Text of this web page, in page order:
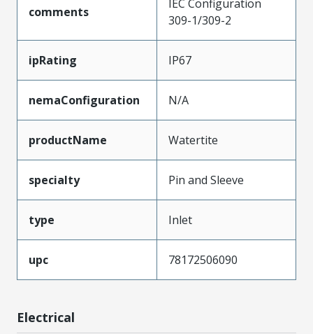
comments
IEC Configuration
309-1/309-2
ipRating IP67
nemaConfiguration N/A
productName Watertite
specialty Pin and Sleeve
type Inlet
upc 78172506090
Electrical